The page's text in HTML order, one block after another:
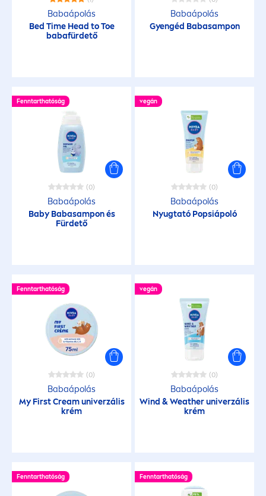
Babaápolás
Bed Time Head to Toe
babafürdető
Babaápolás
Gyengéd Babasampon
Fenntarthatóság
(0)
Babaápolás
Baby Babasampon és
Fürdető
vegán
(0)
Babaápolás
Nyugtató Popsiápoló
Fenntarthatóság
(0)
Babaápolás
My First Cream univerzális
krém
vegán
(0)
Babaápolás
Wind & Weather univerzális
krém
Fenntarthatóság Fenntarthatóság